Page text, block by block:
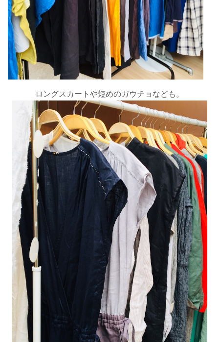
ロングスカートや短めのガウチョなども。